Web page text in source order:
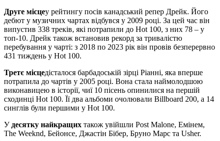
Друге місцеу рейтингу посів канадський репер Дрейк. Його
дебют у музичних чартах відбувся у 2009 році. За цей час він
випустив 338 треків, які потрапили до Hot 100, з них 78 – у
топ-10. Дрейк також встановив рекорд за тривалістю
перебування у чарті: з 2018 по 2023 рік він провів безперервно
431 тиждень у Hot 100.
Третє місцедісталося барбадоській зірці Ріанні, яка вперше
потрапила до чартів у 2005 році. Вона стала наймолодшою
виконавицею в історії, чиї 10 пісень опинилися на першій
сходинці Hot 100. Її два альбоми очолювали Billboard 200, а 14
синглів були першими у Hot 100.
У десятку найкращих також увійшли Post Malone, Емінем,
The Weeknd, Бейонсе, Джастін Бібер, Бруно Марс та Usher.